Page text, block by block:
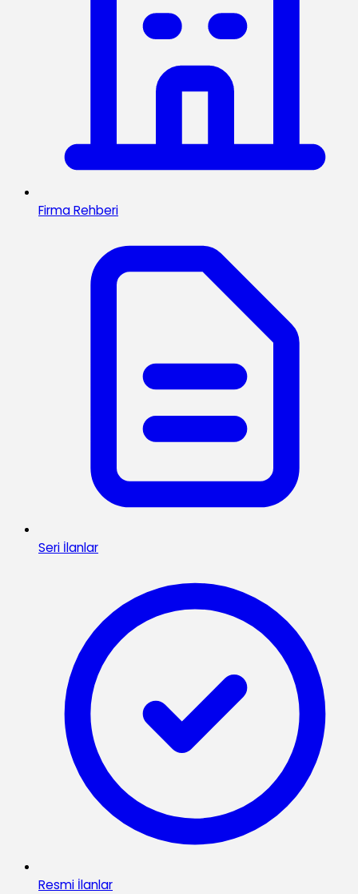
Firma Rehberi
Seri İlanlar
Resmi İlanlar